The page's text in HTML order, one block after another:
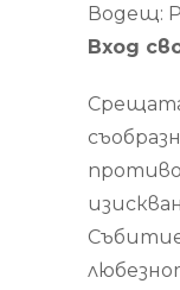
Водещ:
Вход